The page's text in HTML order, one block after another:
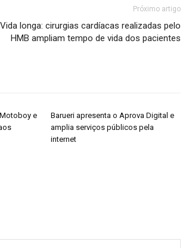
Próximo artigo
Vida longa: cirurgias cardíacas realizadas pelo
HMB ampliam tempo de vida dos pacientes
e
Barueri apresenta o Aprova Digital e
amplia serviços públicos pela
internet